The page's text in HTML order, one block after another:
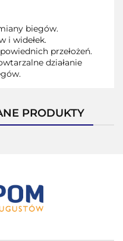
biegów.
i widełek.
przełożeń.
działanie
PRODUKTY